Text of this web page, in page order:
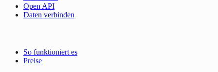
Open API
Daten verbinden
So funktioniert es
Preise